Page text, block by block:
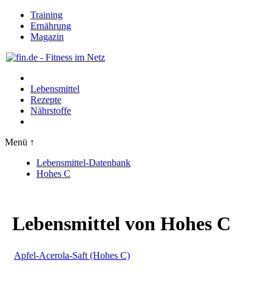
Training
Ernährung
Magazin
Lebensmittel
Rezepte
Nährstoffe
Menü ↑
Lebensmittel-Datenbank
Hohes C
Lebensmittel von Hohes C
Apfel-Acerola-Saft (Hohes C)